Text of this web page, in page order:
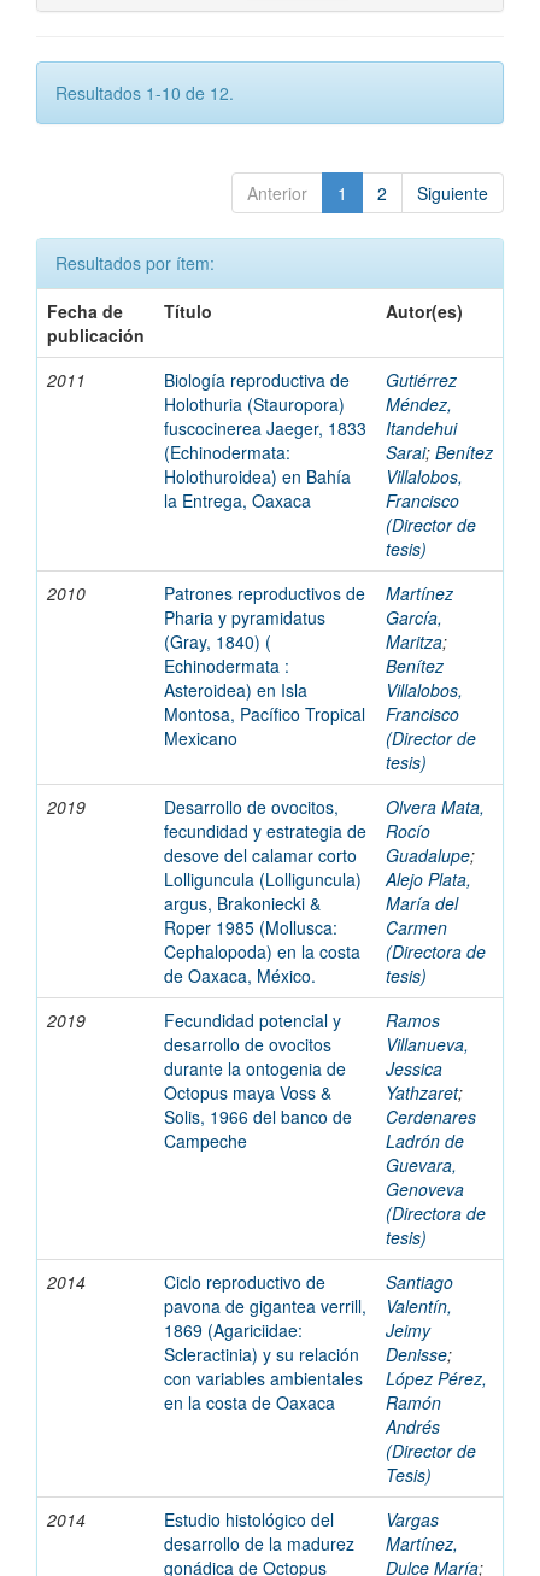
Resultados 1-10 de 12.
Anterior 1 2 Siguiente
Resultados por ítem:
Fecha de
publicación
Título Autor(es)
2011
Biología reproductiva de
Holothuria (Stauropora)
fuscocinerea Jaeger, 1833
(Echinodermata:
Holothuroidea) en Bahía
la Entrega, Oaxaca
Gutiérrez
Méndez,
Itandehui
Sarai; Benítez
Villalobos,
Francisco
(Director de
tesis)
2010
Patrones reproductivos de
Pharia y pyramidatus
(Gray, 1840) (
Echinodermata :
Asteroidea) en Isla
Montosa, Pacífico Tropical
Mexicano
Martínez
García,
Maritza;
Benítez
Villalobos,
Francisco
(Director de
tesis)
2019
Desarrollo de ovocitos,
fecundidad y estrategia de
desove del calamar corto
Lolliguncula (Lolliguncula)
argus, Brakoniecki &
Roper 1985 (Mollusca:
Cephalopoda) en la costa
de Oaxaca, México.
Olvera Mata,
Rocío
Guadalupe;
Alejo Plata,
María del
Carmen
(Directora de
tesis)
2019
Fecundidad potencial y
desarrollo de ovocitos
durante la ontogenia de
Octopus maya Voss &
Solis, 1966 del banco de
Campeche
Ramos
Villanueva,
Jessica
Yathzaret;
Cerdenares
Ladrón de
Guevara,
Genoveva
(Directora de
tesis)
2014
Ciclo reproductivo de
pavona de gigantea verrill,
1869 (Agariciidae:
Scleractinia) y su relación
con variables ambientales
en la costa de Oaxaca
Santiago
Valentín,
Jeimy
Denisse;
López Pérez,
Ramón
Andrés
(Director de
Tesis)
2014
Estudio histológico del
desarrollo de la madurez
gonádica de Octopus
Vargas
Martínez,
Dulce María;